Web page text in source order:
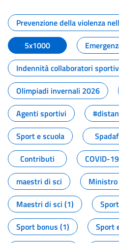
Tutti i contenuti
Prevenzione della violenza
5x1000
Indennità collaboratori
Olimpiadi invernali 2026
Agenti sportivi
Sport e scuola
Contributi
COVID-
maestri di sci
Ministro
Maestri di sci (1)
Sport bonus (1)
Sport